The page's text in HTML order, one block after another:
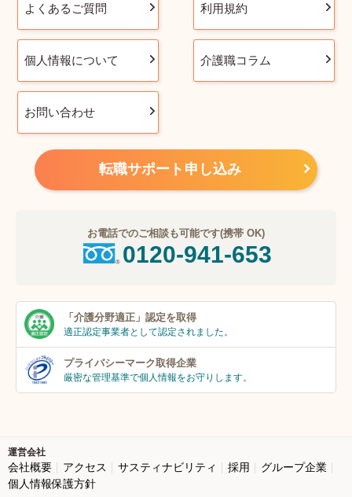
よくあるご質問 利用規約
個人情報について 介護職コラム
お問い合わせ
転職サポート申し込み
お電話でのご相談も可能です(携帯 OK)
0120-941-653
「介護分野適正」 認定を取得
適正認定事業者として認定されました。
プライバシーマーク取得企業
厳密な管理基準で個人情報をお守りします。
運営会社
会社概要 アクセス サスティナビリティ 採用
グループ企業
個人情報保護方針